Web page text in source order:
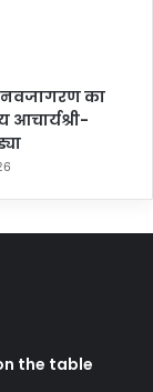
का
आचार्यश्री-
the table